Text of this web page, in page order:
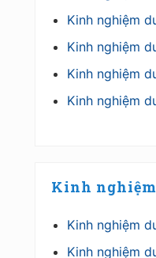
Kinh nghiệm
Kinh nghiệm
Kinh nghiệm
Kinh nghiệm
Kinh
Kinh nghiệm
Kinh nghiệm